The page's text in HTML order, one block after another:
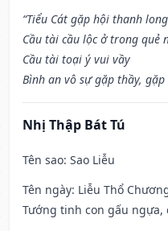
“Tiểu Cát gặp hội thanh long
Cầu tài cầu lộc ở trong quẻ
Cầu tài toại ý vui vầy
Bình an vô sự gặp thầy, gặp
Nhị Thập Bát Tú
Tên sao: Sao Liễu
Tên ngày: Liễu Thổ
Tướng tinh con gấu